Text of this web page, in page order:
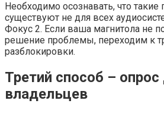
Необходимо осознавать, что
существуют не для всех
Фокус 2. Если ваша магнитола не
решение проблемы, переходим к
разблокировки.
Третий способ – опрос
владельцев